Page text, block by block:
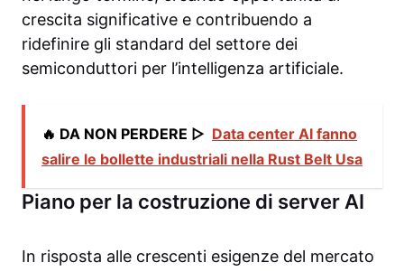
crescita significative e contribuendo a
ridefinire gli standard del settore dei
semiconduttori per l’intelligenza artificiale.
🔥 DA NON PERDERE ▷ Data center AI fanno
salire le bollette industriali nella Rust Belt Usa
Piano per la costruzione di server AI
In risposta alle crescenti esigenze del mercato